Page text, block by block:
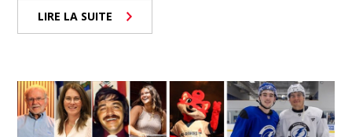
LIRE LA SUITE